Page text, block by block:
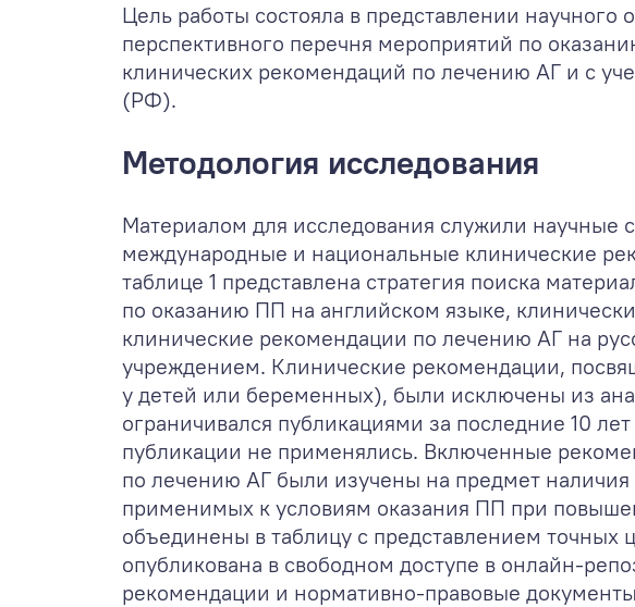
Цель работы состояла в представлении
перспективного перечня мероприятий по
клинических рекомендаций по лечению АГ и с
(РФ).
Методология исследования
Материалом для исследования служили
международные и национальные клинические
таблице 1 представлена стратегия поиска
по оказанию ПП на английском языке,
клинические рекомендации по лечению АГ на
учреждением. Клинические рекомендации,
у детей или беременных), были исключены из
ограничивался публикациями за последние 10
публикации не применялись. Включенные
по лечению АГ были изучены на предмет
применимых к условиям оказания ПП при
объединены в таблицу с представлением точных
опубликована в свободном доступе в онлайн-
рекомендации и нормативно-правовые